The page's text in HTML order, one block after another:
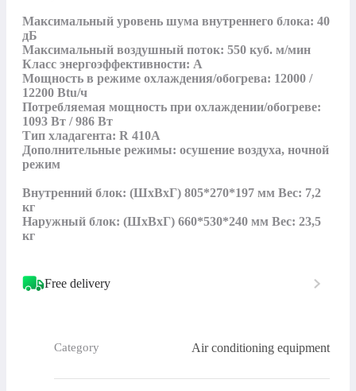
Максимальный уровень шума внутреннего блока: 40
дБ
Максимальный воздушный поток: 550 куб. м/мин
Класс энергоэффективности: А
Мощность в режиме охлаждения/обогрева: 12000 /
12200 Btu/ч
Потребляемая мощность при охлаждении/обогреве:
1093 Вт / 986 Вт
Тип хладагента: R 410A
Дополнительные режимы: осушение воздуха, ночной
режим
Внутренний блок: (ШxВxГ) 805*270*197 мм Вес: 7,2
кг
Наружный блок: (ШxВxГ) 660*530*240 мм Вес: 23,5
кг
Free delivery
Category Air conditioning equipment